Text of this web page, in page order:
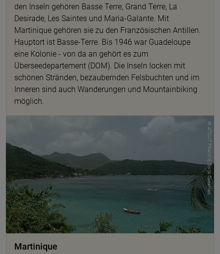
den Inseln gehören Basse Terre, Grand Terre, La
Desirade, Les Saintes und Maria-Galante. Mit
Martinique gehören sie zu den Französischen Antillen.
Hauptort ist Basse-Terre. Bis 1946 war Guadeloupe
eine Kolonie - von da an gehört es zum
Überseedepartement (DOM). Die Inseln locken mit
schönen Stränden, bezaubernden Felsbuchten und im
Inneren sind auch Wanderungen und Mountainbiking
möglich.
© ATOUT FRANCE Doris Reserves
Martinique